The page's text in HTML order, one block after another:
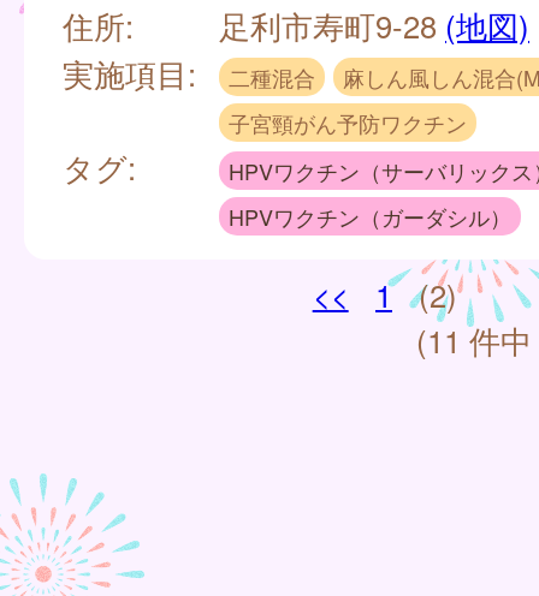
住所:
足利市寿町9-28 (地図)
実施項目:
二種混合
麻しん風しん混合
子宮頸がん予防ワクチン
タグ:
HPVワクチン（サーバリックス
HPVワクチン（ガーダシル）
<< 1
(2)
(11 件